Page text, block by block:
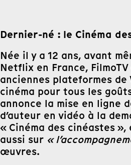
Dernier-né : le Cinéma
Née il y a 12 ans, avant
Netflix en France,
anciennes plateformes de
cinéma pour tous les
annonce la mise en ligne
d’auteur en vidéo à la
« Cinéma des cinéastes
aussi sur «
œuvres.